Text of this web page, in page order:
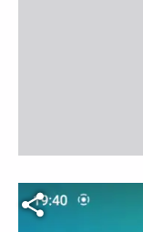
Fichier vidéo